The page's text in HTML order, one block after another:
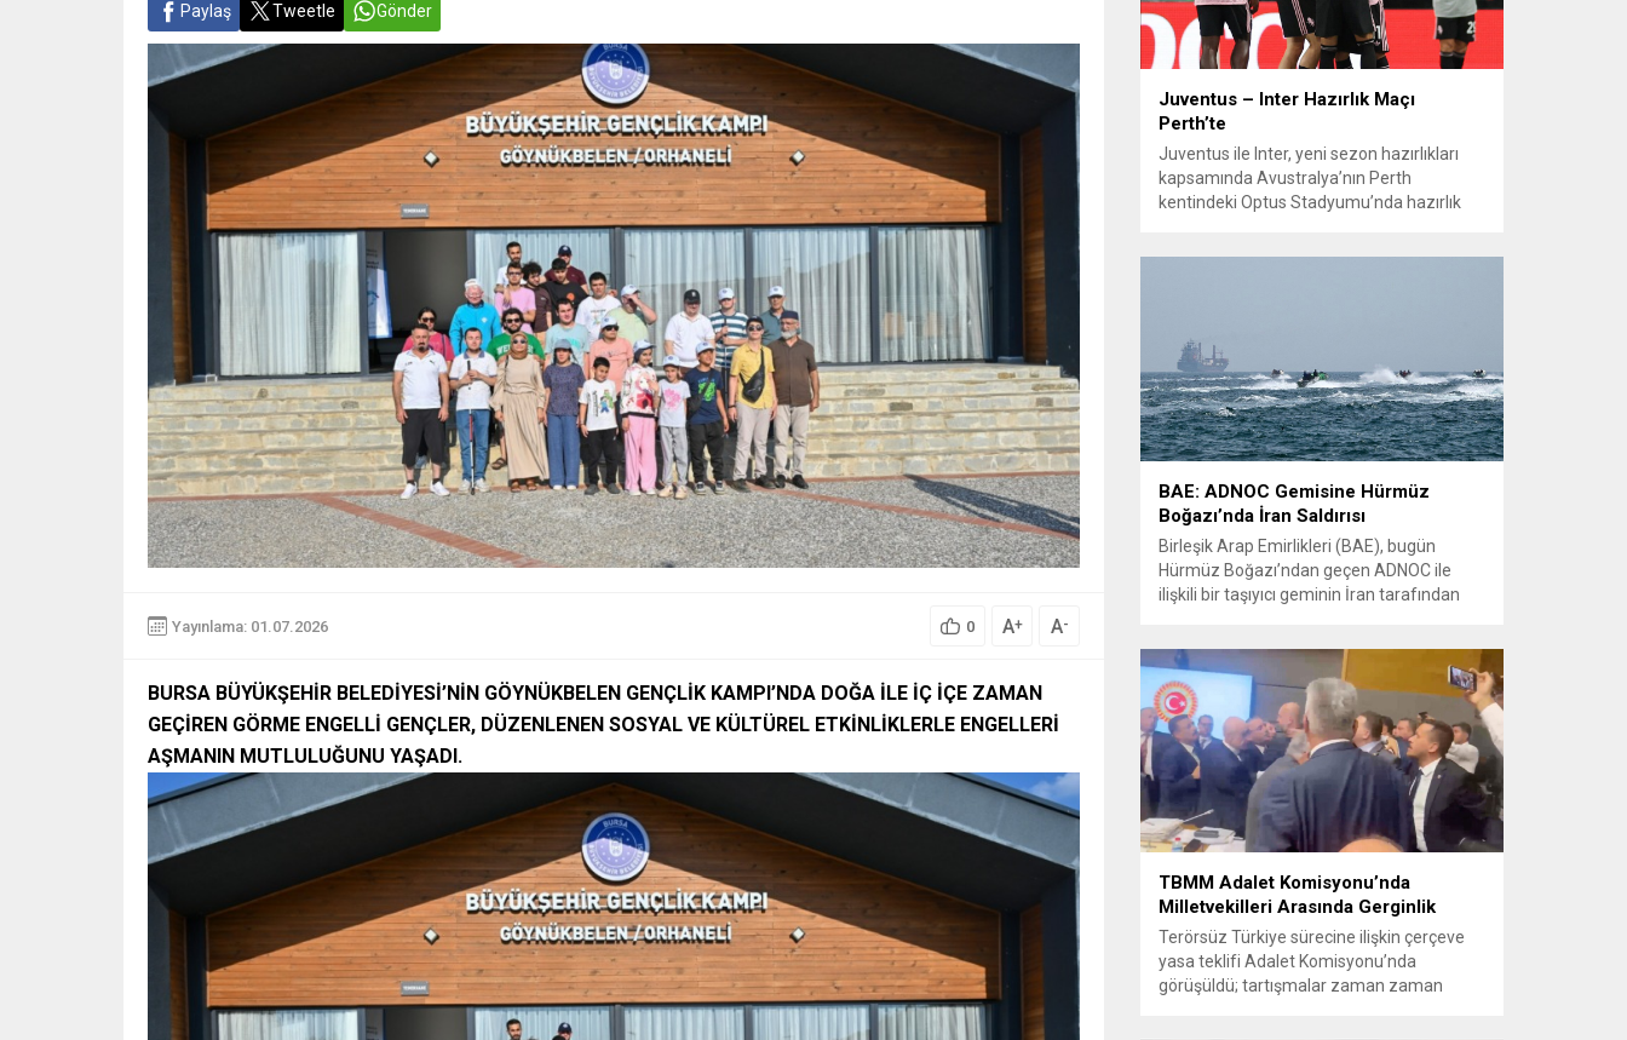
Paylaş Tweetle Gönder
Yayınlama: 01.07.2026 0 A+ A-
BURSA BÜYÜKŞEHİR BELEDİYESİ’NİN GÖYNÜKBELEN GENÇLİK KAMPI’NDA DOĞA İLE İÇ İÇE ZAMAN
GEÇİREN GÖRME ENGELLİ GENÇLER, DÜZENLENEN SOSYAL VE KÜLTÜREL ETKİNLİKLERLE ENGELLERİ
AŞMANIN MUTLULUĞUNU YAŞADI.
Juventus – Inter Hazırlık Maçı
Perth’te
Juventus ile Inter, yeni sezon hazırlıkları
kapsamında Avustralya’nın Perth
kentindeki Optus Stadyumu’nda hazırlık
Türk futbolcu sahada yer aldı: Juventus’ta
Kenan Yıldız ilk 11’de görev alırken,...
BAE: ADNOC Gemisine Hürmüz
Boğazı’nda İran Saldırısı
Birleşik Arap Emirlikleri (BAE), bugün
Hürmüz Boğazı’ndan geçen ADNOC ile
ilişkili bir taşıyıcı geminin İran tarafından
bildirirken saldırıyı kınadı ve Tahran’ı
korsanlıkla suçladı. WAM ajansının
aktardığı ilk açıklamada, ADNOC’a ait bir
geminin sabah saatlerinde hedef alındığı
belirtildi; ilerleyen dakikalarda ise BAE...
TBMM Adalet Komisyonu’nda
Milletvekilleri Arasında Gerginlik
Terörsüz Türkiye sürecine ilişkin çerçeve
yasa teklifi Adalet Komisyonu’nda
görüşüldü; tartışmalar zaman zaman